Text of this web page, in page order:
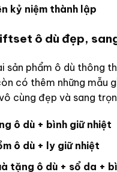
kỷ niệm thành lập
ô dù đẹp,
sản phẩm ô dù thông
có thêm những mẫu
cùng đẹp và sang
ô dù + bình giữ nhiệt
ô dù + ly giữ nhiệt
tặng ô dù + sổ da +